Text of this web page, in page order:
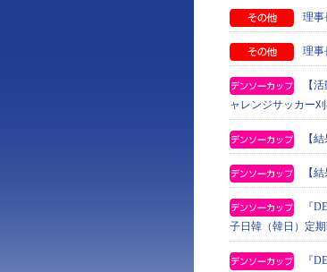
理事
理事
【
ャレンジサッカー
【
【
『
子日韓（韓日）定
『